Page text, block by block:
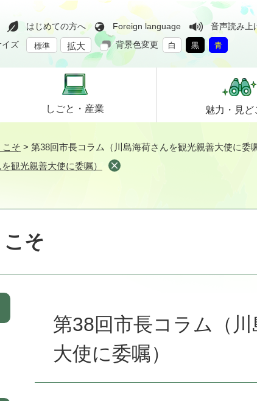
はじめての方へ Foreign language
音声読み上
イズ
標準 拡大 背景色変更 白 黒 青
しごと・ 産業 魅力・ 見ど
こそ > 第38回市長コラム（川島海荷さんを観光親善大使に委嘱
観光親善大使に委嘱）
そ
第38回市長コラム（
大使に委嘱）